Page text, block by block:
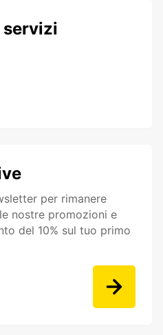
per rimanere
nostre promozioni e
del 10% sul tuo primo